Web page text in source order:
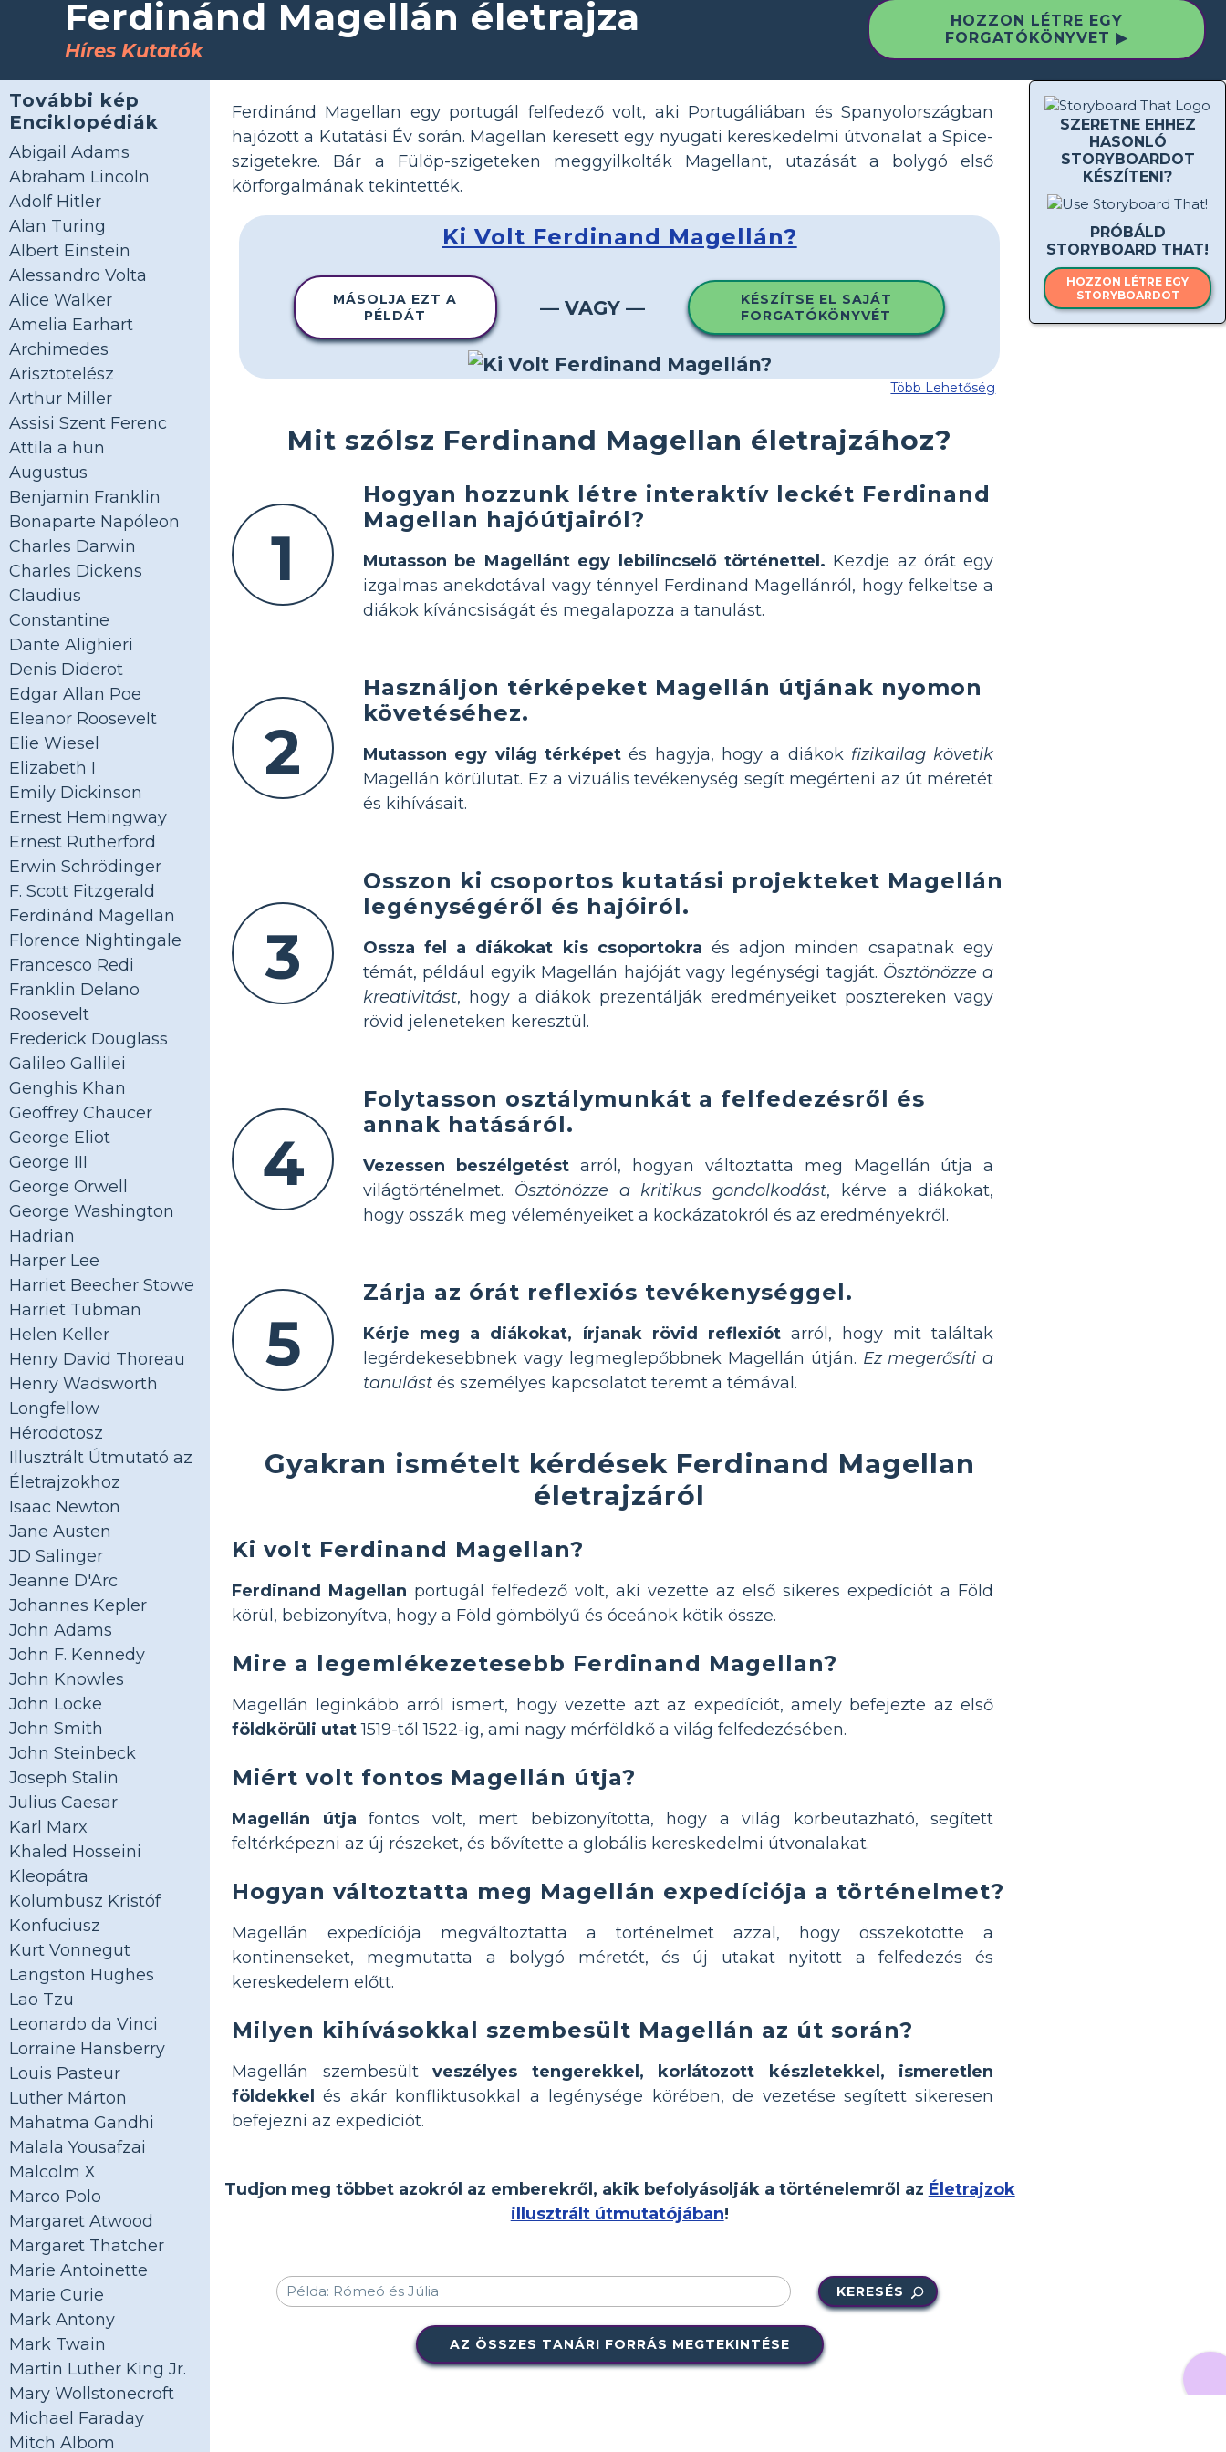
Ferdinánd Magellán életrajza
Híres Kutatók
HOZZON LÉTRE EGY
FORGATÓKÖNYVET ▶
További kép
Enciklopédiák
Abigail Adams
Abraham Lincoln
Adolf Hitler
Alan Turing
Albert Einstein
Alessandro Volta
Alice Walker
Amelia Earhart
Archimedes
Arisztotelész
Arthur Miller
Assisi Szent Ferenc
Attila a hun
Augustus
Benjamin Franklin
Bonaparte Napóleon
Charles Darwin
Charles Dickens
Claudius
Constantine
Dante Alighieri
Denis Diderot
Edgar Allan Poe
Eleanor Roosevelt
Elie Wiesel
Elizabeth I
Emily Dickinson
Ernest Hemingway
Ernest Rutherford
Erwin Schrödinger
F. Scott Fitzgerald
Ferdinánd Magellan
Florence Nightingale
Francesco Redi
Franklin Delano
Roosevelt
Frederick Douglass
Galileo Gallilei
Genghis Khan
Geoffrey Chaucer
George Eliot
George III
George Orwell
George Washington
Hadrian
Harper Lee
Harriet Beecher Stowe
Harriet Tubman
Helen Keller
Henry David Thoreau
Henry Wadsworth
Longfellow
Hérodotosz
Illusztrált Útmutató az
Életrajzokhoz
Isaac Newton
Jane Austen
JD Salinger
Jeanne D'Arc
Johannes Kepler
John Adams
John F. Kennedy
John Knowles
John Locke
John Smith
John Steinbeck
Joseph Stalin
Julius Caesar
Karl Marx
Khaled Hosseini
Kleopátra
Kolumbusz Kristóf
Konfuciusz
Kurt Vonnegut
Langston Hughes
Lao Tzu
Leonardo da Vinci
Lorraine Hansberry
Louis Pasteur
Luther Márton
Mahatma Gandhi
Malala Yousafzai
Malcolm X
Marco Polo
Margaret Atwood
Margaret Thatcher
Marie Antoinette
Marie Curie
Mark Antony
Mark Twain
Martin Luther King Jr.
Mary Wollstonecroft
Michael Faraday
Mitch Albom
SZERETNE EHHEZ
HASONLÓ
STORYBOARDOT
KÉSZÍTENI?
PRÓBÁLD
STORYBOARD THAT!
HOZZON LÉTRE EGY
STORYBOARDOT
Ferdinánd Magellan egy portugál felfedező volt, aki Portugáliában és Spanyolországban
hajózott a Kutatási Év során. Magellan keresett egy nyugati kereskedelmi útvonalat a Spice-
szigetekre. Bár a Fülöp-szigeteken meggyilkolták Magellant, utazását a bolygó első
körforgalmának tekintették.
Ki Volt Ferdinand Magellán?
MÁSOLJA EZT A
PÉLDÁT
— VAGY —
KÉSZÍTSE EL SAJÁT
FORGATÓKÖNYVÉT
Több Lehetőség
Mit szólsz Ferdinand Magellan életrajzához?
1
Hogyan hozzunk létre interaktív leckét Ferdinand
Magellan hajóútjairól?
Mutasson be Magellánt egy lebilincselő történettel. Kezdje az órát egy
izgalmas anekdotával vagy ténnyel Ferdinand Magellánról, hogy felkeltse a
diákok kíváncsiságát és megalapozza a tanulást.
2
Használjon térképeket Magellán útjának nyomon
követéséhez.
Mutasson egy világ térképet és hagyja, hogy a diákok fizikailag követik
Magellán körülutat. Ez a vizuális tevékenység segít megérteni az út méretét
és kihívásait.
3
Osszon ki csoportos kutatási projekteket Magellán
legénységéről és hajóiról.
Ossza fel a diákokat kis csoportokra és adjon minden csapatnak egy
témát, például egyik Magellán hajóját vagy legénységi tagját. Ösztönözze a
kreativitást, hogy a diákok prezentálják eredményeiket posztereken vagy
rövid jeleneteken keresztül.
4
Folytasson osztálymunkát a felfedezésről és
annak hatásáról.
Vezessen beszélgetéstarról, hogyan változtatta meg Magellán útja a
világtörténelmet. Ösztönözze a kritikus gondolkodást, kérve a diákokat,
hogy osszák meg véleményeiket a kockázatokról és az eredményekről.
5
Zárja az órát reflexiós tevékenységgel.
Kérje meg a diákokat, írjanak rövid reflexiótarról, hogy mit találtak
legérdekesebbnek vagy legmeglepőbbnek Magellán útján. Ez megerősíti a
tanulást és személyes kapcsolatot teremt a témával.
Gyakran ismételt kérdések Ferdinand Magellan
életrajzáról
Ki volt Ferdinand Magellan?
Ferdinand Magellan portugál felfedező volt, aki vezette az első sikeres expedíciót a Föld
körül, bebizonyítva, hogy a Föld gömbölyű és óceánok kötik össze.
Mire a legemlékezetesebb Ferdinand Magellan?
Magellán leginkább arról ismert, hogy vezette azt az expedíciót, amely befejezte az első
földkörüli utat1519-től 1522-ig, ami nagy mérföldkő a világ felfedezésében.
Miért volt fontos Magellán útja?
Magellán útja fontos volt, mert bebizonyította, hogy a világ körbeutazható, segített
feltérképezni az új részeket, és bővítette a globális kereskedelmi útvonalakat.
Hogyan változtatta meg Magellán expedíciója a történelmet?
Magellán expedíciója megváltoztatta a történelmet azzal, hogy összekötötte a
kontinenseket, megmutatta a bolygó méretét, és új utakat nyitott a felfedezés és
kereskedelem előtt.
Milyen kihívásokkal szembesült Magellán az út során?
Magellán szembesültveszélyes tengerekkel, korlátozott készletekkel, ismeretlen
földekkel
és akár konfliktusokkal a legénysége körében, de vezetése segített sikeresen
befejezni az expedíciót.
Tudjon meg többet azokról az emberekről, akik befolyásolják a történelemről az Életrajzok
illusztrált útmutatójában!
KERESÉS
AZ ÖSSZES TANÁRI FORRÁS MEGTEKINTÉSE